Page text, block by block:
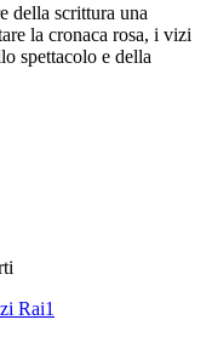
della scrittura una
la cronaca rosa, i vizi
spettacolo e della
Rai1